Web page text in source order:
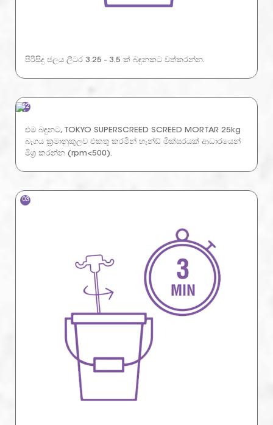
පිරිසිදු ජලය ලීටර 3.25 - 3.5 ක් බඳුනකට වත්කරන්න.
02
එම බඳුනට, TOKYO SUPERSCREED SCREED MORTAR 25kg
බෑගය ක්‍රමානුකුලව එකතු කරමින් හෑන්ඩ් මික්සරයක් ආධාරයෙන්
මිශ්‍ර කරන්න (rpm<500).
03